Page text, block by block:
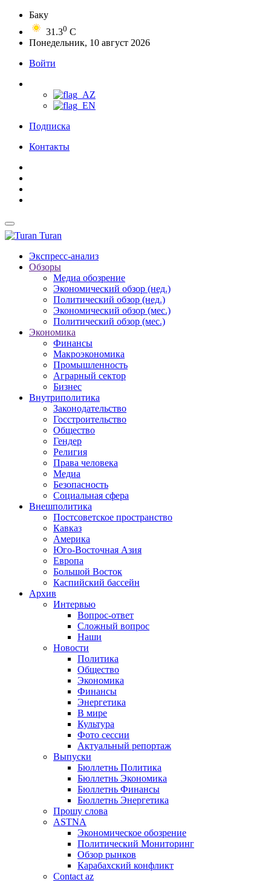
Баку
31.30 C
Понедельник, 10 август 2026
Войти
Подписка
Контакты
Turan
Экспресс-анализ
Обзоры
Медиа обозрение
Экономический обзор (нед.)
Политический обзор (нед.)
Экономический обзор (мес.)
Политический обзор (мес.)
Экономика
Финансы
Макроэкономика
Промышленность
Аграрный сектор
Бизнес
Внутриполитика
Законодательство
Госстроительство
Общество
Гендер
Религия
Права человека
Медиа
Безопасность
Социальная сфера
Внешполитика
Постсоветское пространство
Кавказ
Америка
Юго-Восточная Азия
Европа
Большой Восток
Каспийский бассейн
Архив
Интервью
Вопрос-ответ
Сложный вопрос
Наши
Новости
Политика
Общество
Экономика
Финансы
Энергетика
В мире
Культура
Фото сессии
Актуальный репортаж
Выпуски
Бюллетнь Политика
Бюллетнь Экономика
Бюллетнь Финансы
Бюллетнь Энергетика
Прошу слова
ASTNA
Экономическое обозрение
Политический Мониторинг
Обзор рынков
Карабахский конфликт
Contact az